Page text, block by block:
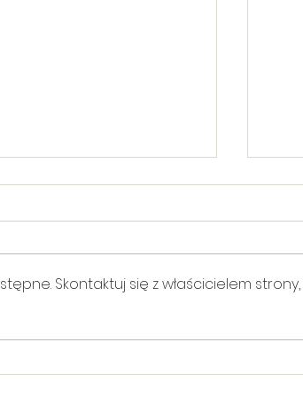
Turniej Szachowy o
Skontaktuj się z właścicielem strony,